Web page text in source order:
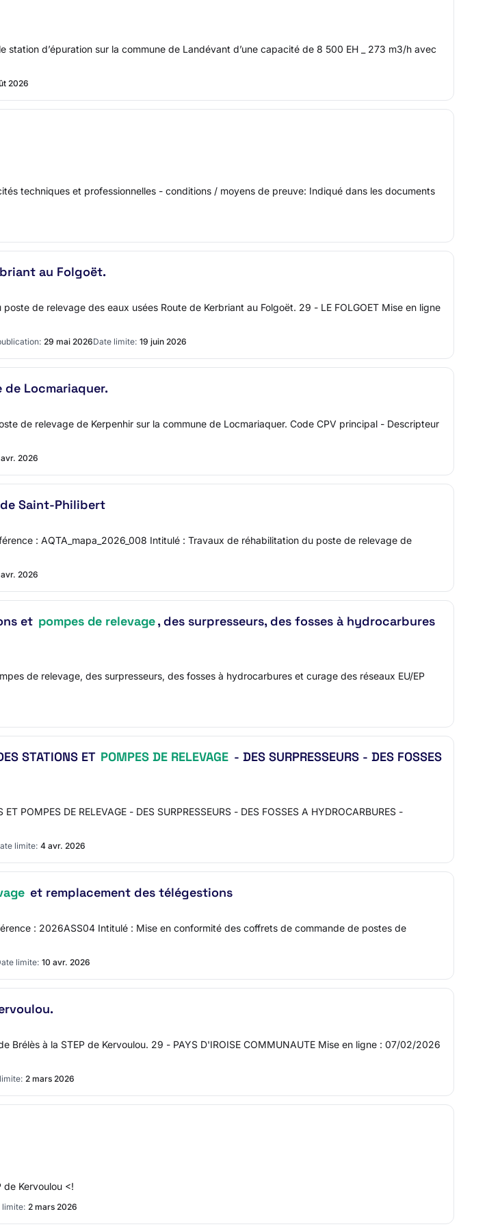
d’épuration sur la commune de Landévant d’une capacité de 8 500 EH _ 273 m3/h avec
2026
techniques et professionnelles - conditions / moyens de preuve: Indiqué dans les documents
au Folgoët.
de relevage des eaux usées Route de Kerbriant au Folgoët. 29 - LE FOLGOET Mise en ligne
29 mai 2026Date limite: 19 juin 2026
de Locmariaquer.
de relevage de Kerpenhir sur la commune de Locmariaquer. Code CPV principal - Descripteur
2026
Saint-Philibert
: AQTA_mapa_2026_008 Intitulé : Travaux de réhabilitation du poste de relevage de
2026
et pompes de relevage, des surpresseurs, des fosses à hydrocarbures
de relevage, des surpresseurs, des fosses à hydrocarbures et curage des réseaux EU/EP
STATIONS ET POMPES DE RELEVAGE - DES SURPRESSEURS - DES FOSSES
POMPES DE RELEVAGE - DES SURPRESSEURS - DES FOSSES A HYDROCARBURES -
limite: 4 avr. 2026
et remplacement des télégestions
: 2026ASS04 Intitulé : Mise en conformité des coffrets de commande de postes de
limite: 10 avr. 2026
à la STEP de Kervoulou. 29 - PAYS D'IROISE COMMUNAUTE Mise en ligne : 07/02/2026
2 mars 2026
de Kervoulou <!
limite: 2 mars 2026